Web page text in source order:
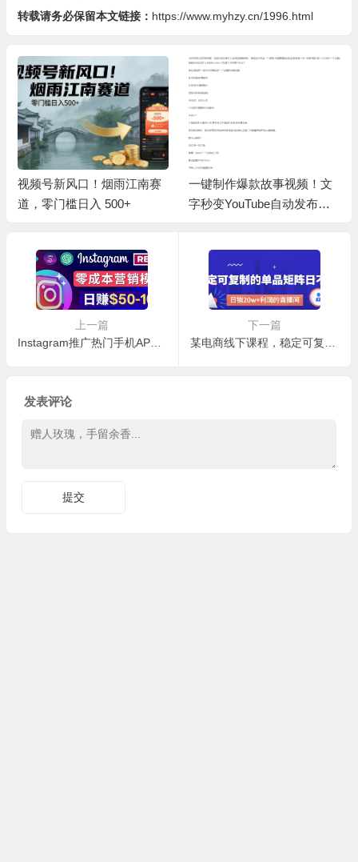
转载请务必保留本文链接： https://www.myhzy.cn/1996.html
一键制作爆款故事视频！文
字秒变YouTube自动发布的
AI大案纪实短视频制作课，
文案生成+剪辑教学+伙伴计
上一篇
Instagram推广热门手机APP项目，日赚50-100美元
下一篇
发表评论